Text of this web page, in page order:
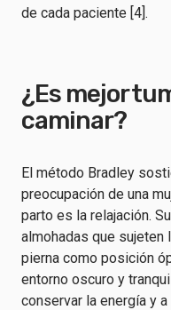
de cada paciente [4].
¿Es mejor
caminar?
El método Bradley
preocupación de una
parto es la relajación.
almohadas que sujeten
pierna como posición
entorno oscuro y
conservar la energía y